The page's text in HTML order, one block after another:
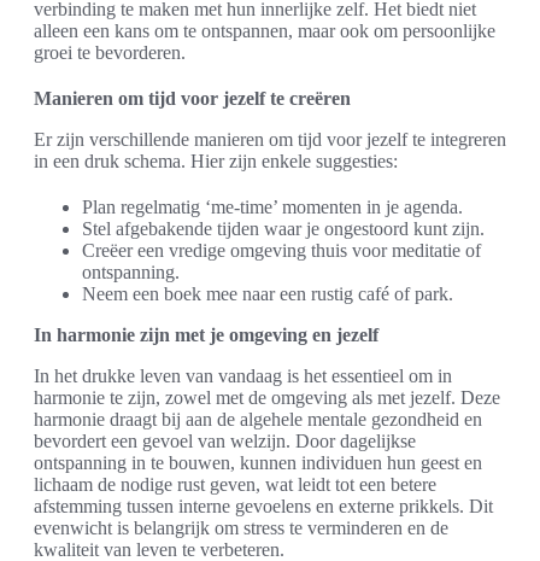
verbinding te maken met hun innerlijke zelf. Het biedt niet
alleen een kans om te ontspannen, maar ook om persoonlijke
groei te bevorderen.
Manieren om tijd voor jezelf te creëren
Er zijn verschillende manieren om tijd voor jezelf te integreren
in een druk schema. Hier zijn enkele suggesties:
Plan regelmatig ‘me-time’ momenten in je agenda.
Stel afgebakende tijden waar je ongestoord kunt zijn.
Creëer een vredige omgeving thuis voor meditatie of
ontspanning.
Neem een boek mee naar een rustig café of park.
In harmonie zijn met je omgeving en jezelf
In het drukke leven van vandaag is het essentieel om in
harmonie te zijn, zowel met de omgeving als met jezelf. Deze
harmonie draagt bij aan de algehele mentale gezondheid en
bevordert een gevoel van welzijn. Door dagelijkse
ontspanning in te bouwen, kunnen individuen hun geest en
lichaam de nodige rust geven, wat leidt tot een betere
afstemming tussen interne gevoelens en externe prikkels. Dit
evenwicht is belangrijk om stress te verminderen en de
kwaliteit van leven te verbeteren.